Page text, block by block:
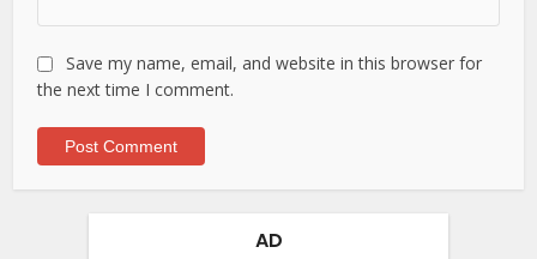
Save my name, email, and website in this browser for
the next time I comment.
AD